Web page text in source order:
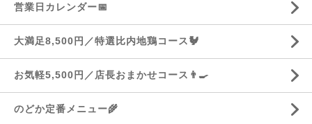
営業日カレンダー📅
大満足8,500円／特選比内地鶏コース🐓
お気軽5,500円／店長おまかせコース👨‍🍳
のどか定番メニュー🌾